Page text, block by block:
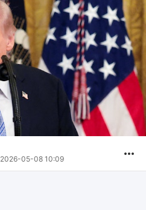
2026-05-08 10:09